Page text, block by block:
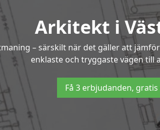
Arkitekt i
– särskilt när det gäller att
enklaste och tryggaste vägen till
Få 3 erbjudanden,